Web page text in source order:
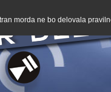
morda ne bo delovala